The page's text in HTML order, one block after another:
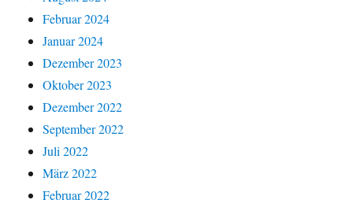
Februar 2024
Januar 2024
Dezember 2023
Oktober 2023
Dezember 2022
September 2022
Juli 2022
März 2022
Februar 2022